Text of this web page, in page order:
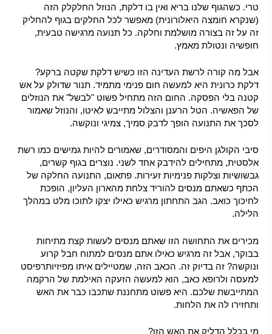
טרי. כשהגוף שלנו בריא ואין בו דלקת, הנוזל החלקלק הזה
(שנקרא חומצה היאלורונית) מאפשר לכל החלקים בגוף להחליק
זה על זה בצורה מושלמת וחלקה. כל תנועה מרגישה טבעית,
חופשיה ונטולת מאמץ.
אבל מה קורה לרשת העדינה הזו כשיש דלקת שקטה ברקע?
דלקת כרונית היא למעשה חום פנימי מתמיד. תנור שדולק על אש
קטנה בלי הפסקה. החום הזה מתחיל פשוט "לבשל" את הנוזלים
של הפאשיה. הטל הרענן והצלול מתייבש לאיטו, והנוזל שאמור
לסכך את התנועה הופך לדבק סמיך, צמיגי ונוקשה.
סיבי הקולגן היפים והמסודרים, שאמורים להיות גמישים כמו רשת
אלסטית, מתחילים להידבק אחד לשני. נוצרים בגוף קשרים,
גבשושיות וצלקות פנימיות זעירות. פתאום, התנועה החלקה של
הכתף כשאתם מנסים להוריד צלחת מהארון העליון, הופכת
לחיכוך כואב. הגב התחתון מרגיש כאילו יצקו לתוכו מלט במהלך
הלילה.
מכירים את התחושה הזו שאתם מנסים לעשות קצת מתיחות
בבוקר, אבל זה מרגיש כאילו אתם מנסים למתוח חבל קרוע
ונוקשה? זה בדיוק זה. הכאב הזה, שמטיילים איתו מפיזיותרפיסט
למעסה ולרופא כאב, הוא למעשה הזעקה האילמת של הרקמה
המתייבשת שלכם. היא פשוט מתחננת שתכבו כבר את האש
ותחזירו לה את הלחות.
מי בכלל הדליק את האש הזו?